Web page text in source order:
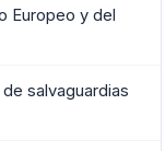
Europeo y del
salvaguardias